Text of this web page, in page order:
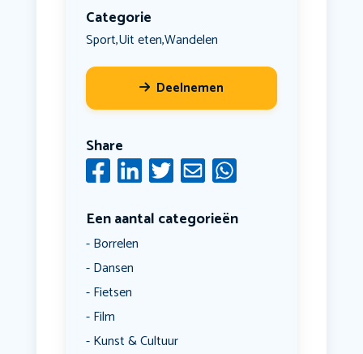
Categorie
Sport,Uit eten,Wandelen
Deelnemen
Share
Een aantal categorieën
Borrelen
Dansen
Fietsen
Film
Kunst & Cultuur